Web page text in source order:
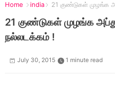
Home india 21 குண்டுகள் முழங்க
21 குண்டுகள் முழங்க
நல்லடக்கம் !
July 30, 2015 1 minute read